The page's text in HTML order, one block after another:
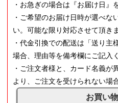
・お急ぎの場合は『お届け日』
・ご希望のお届け日時が選べな
い。可能な限り対応させて頂き
・代金引換での配送は「送り主
場合、理由等を備考欄にご記入
・ご注文者様と、カード名義が
より、ご注文を受けられない場
お買い